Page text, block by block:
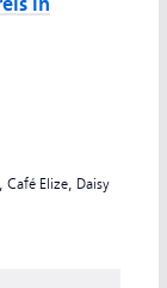
Café Elize, Daisy